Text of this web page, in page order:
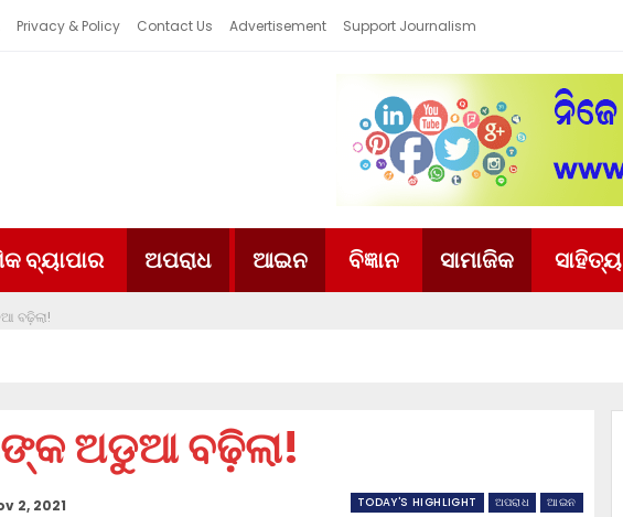
Privacy & Policy Contact Us Advertisement Support Journalism
ବ୍ୟାପାର ଅପରାଧ ଆଇନ ବିଜ୍ଞାନ ସାମାଜିକ ସାହିତ୍ୟ
ବଢ଼ିଲା!
ଅଡୁଆ ବଢ଼ିଲା!
TODAY'S HIGHLIGHT ଅପରାଧ ଆଇନ
2, 2021